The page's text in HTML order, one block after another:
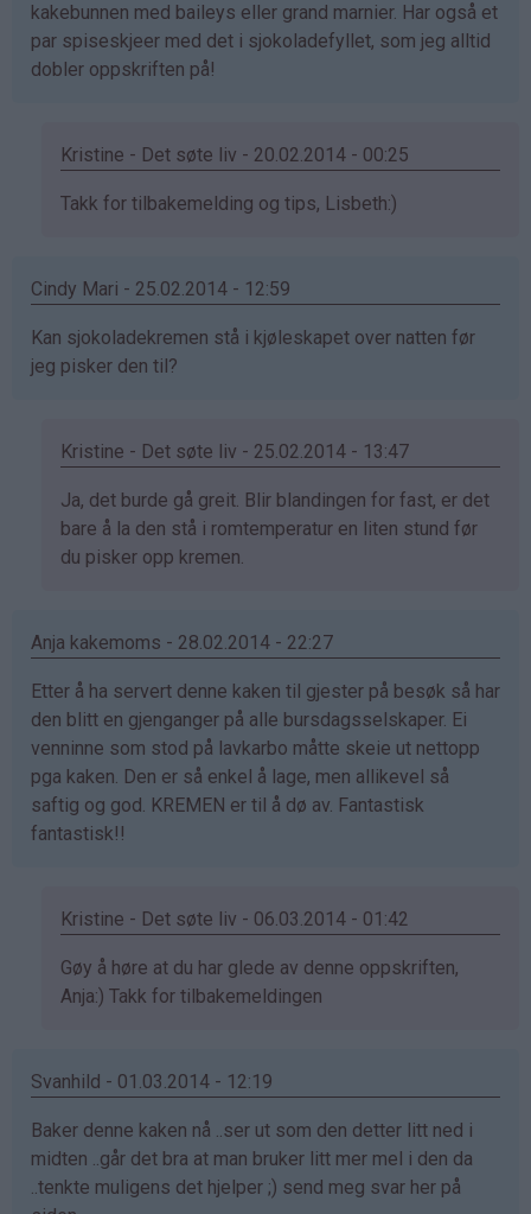
kakebunnen med baileys eller grand marnier. Har også et
par spiseskjeer med det i sjokoladefyllet, som jeg alltid
dobler oppskriften på!
Kristine - Det søte liv - 20.02.2014 - 00:25
Som
av
(ikke
bekreftet)
Takk for tilbakemelding og tips, Lisbeth:)
Cindy Mari - 25.02.2014 - 12:59
Kan sjokoladekremen stå i kjøleskapet over natten før
jeg pisker den til?
Kristine - Det søte liv - 25.02.2014 - 13:47
Som
svar
på
Mari
bekreftet)
Ja, det burde gå greit. Blir blandingen for fast, er det
bare å la den stå i romtemperatur en liten stund før
du pisker opp kremen.
Anja kakemoms - 28.02.2014 - 22:27
Etter å ha servert denne kaken til gjester på besøk så har
den blitt en gjenganger på alle bursdagsselskaper. Ei
venninne som stod på lavkarbo måtte skeie ut nettopp
pga kaken. Den er så enkel å lage, men allikevel så
saftig og god. KREMEN er til å dø av. Fantastisk
fantastisk!!
Kristine - Det søte liv - 06.03.2014 - 01:42
Som
svar
Anja
(ikke
bekreftet)
Gøy å høre at du har glede av denne oppskriften,
Anja:) Takk for tilbakemeldingen
Svanhild - 01.03.2014 - 12:19
Baker denne kaken nå ..ser ut som den detter litt ned i
midten ..går det bra at man bruker litt mer mel i den da
..tenkte muligens det hjelper ;) send meg svar her på